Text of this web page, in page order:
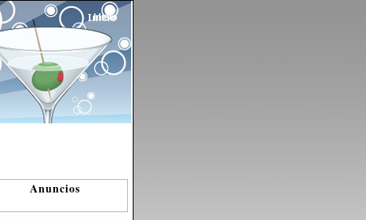
Inicio
Anuncios